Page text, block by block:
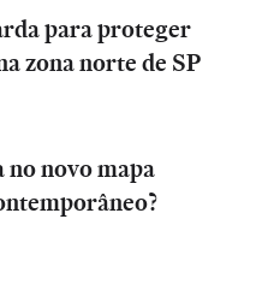
para proteger
zona norte de SP
no novo mapa